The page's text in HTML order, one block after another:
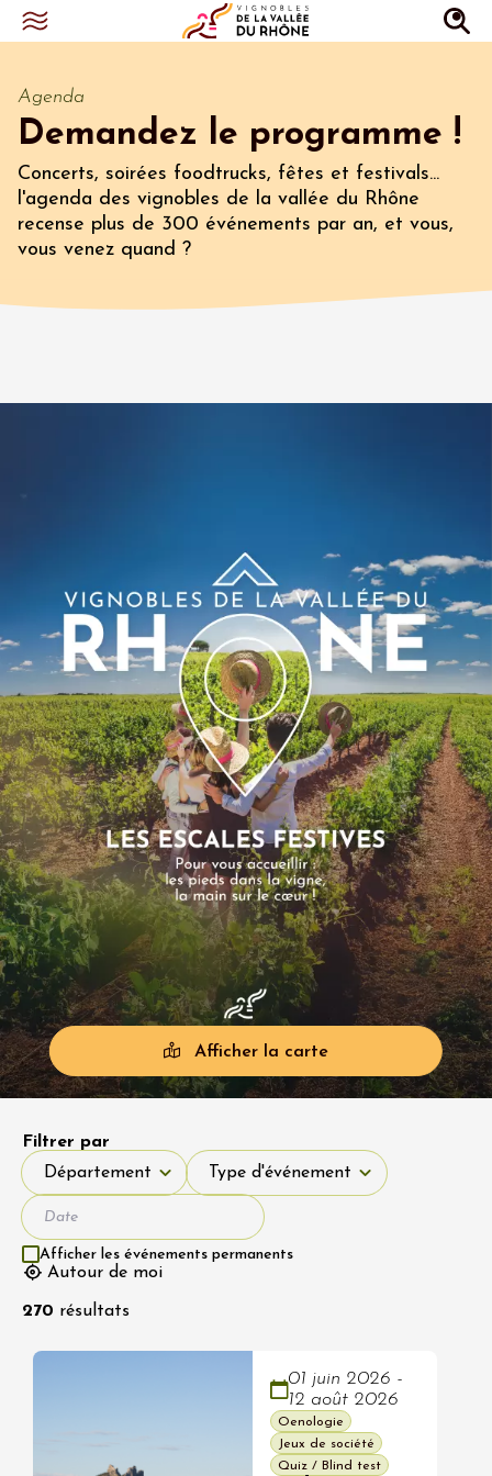
Agenda
Demandez le programme !
Concerts, soirées foodtrucks, fêtes et festivals...
l'agenda des vignobles de la vallée du Rhône
recense plus de 300 événements par an, et vous,
vous venez quand ?
Afficher la carte
Autour de moi
Filtrer par
Département
Département
Type d'événement
Type d'événement
Afficher les événements permanents
270 résultats
01 juin 2026 -
12 août 2026
Oenologie
Jeux de société
Quiz / Blind test